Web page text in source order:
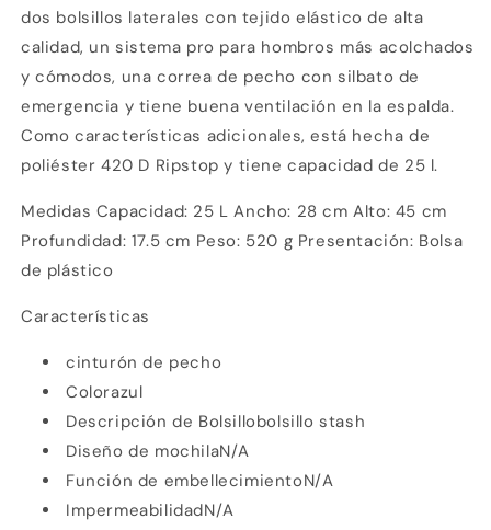
dos bolsillos laterales con tejido elástico de alta
calidad, un sistema pro para hombros más acolchados
y cómodos, una correa de pecho con silbato de
emergencia y tiene buena ventilación en la espalda.
Como características adicionales, está hecha de
poliéster 420 D Ripstop y tiene capacidad de 25 l.
Medidas Capacidad: 25 L Ancho: 28 cm Alto: 45 cm
Profundidad: 17.5 cm Peso: 520 g Presentación: Bolsa
de plástico
Características
cinturón de pecho
Colorazul
Descripción de Bolsillobolsillo stash
Diseño de mochilaN/A
Función de embellecimientoN/A
ImpermeabilidadN/A
Compra ahora y paga a meses
sin tarjeta de crédito
1 Agrega tu producto al carrito y